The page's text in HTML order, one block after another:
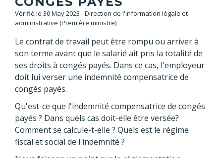
Vérifié le 30 May 2023 - Direction de l'information légale et
administrative (Première ministre)
Le contrat de travail peut être rompu ou arriver à
son terme avant que le salarié ait pris la totalité de
ses droits à congés payés. Dans ce cas, l'employeur
doit lui verser une indemnité compensatrice de
congés payés.
Qu'est-ce que l'indemnité compensatrice de congés
payés ? Dans quels cas doit-elle être versée?
Comment se calcule-t-elle ? Quels est le régime
fiscal et social de l'indemnité ?